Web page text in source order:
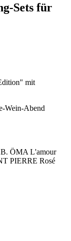
Sets für
mit
Wein-Abend
ÖMA L'amour
PIERRE Rosé